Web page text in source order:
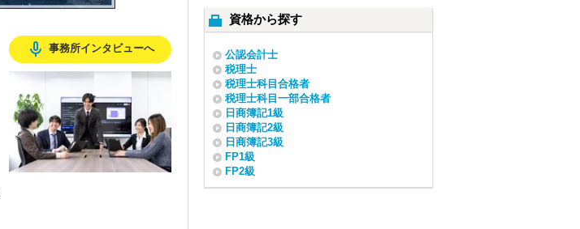
mic_none 事務所インタビューへ
資格から探す
公認会計士
税理士
税理士科目合格者
税理士科目一部合格者
日商簿記1級
日商簿記2級
日商簿記3級
FP1級
FP2級